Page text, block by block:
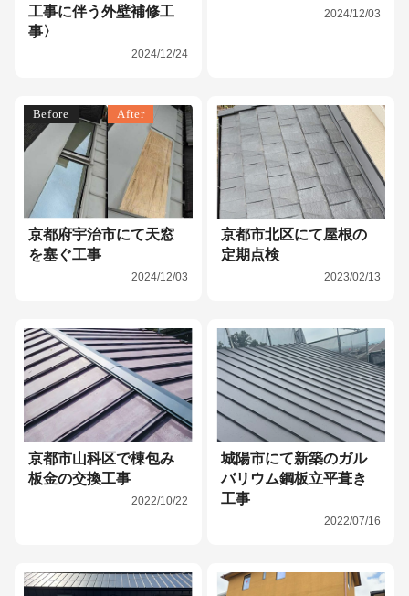
工事に伴う外壁補修工
事〉
2024/12/24
2024/12/03
Before After
京都府宇治市にて天窓
を塞ぐ工事
2024/12/03
京都市北区にて屋根の
定期点検
2023/02/13
京都市山科区で棟包み
板金の交換工事
2022/10/22
城陽市にて新築のガル
バリウム鋼板立平葺き
工事
2022/07/16